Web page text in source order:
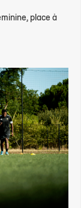
place à